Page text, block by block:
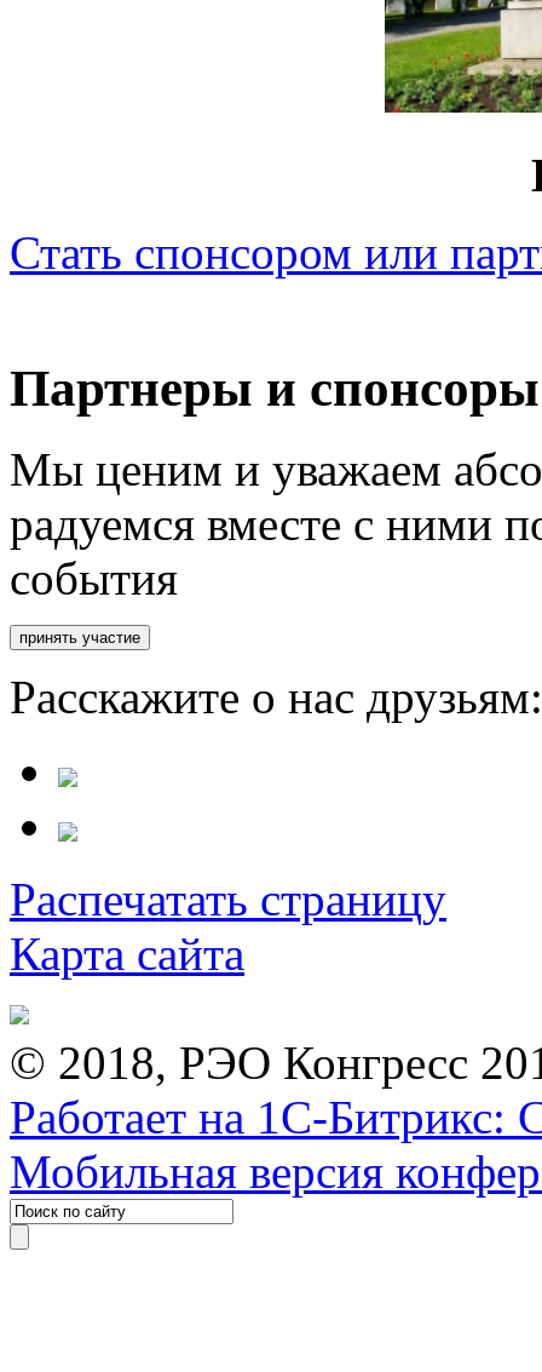
Стать спонсором или
Партнеры и спонсоры
Мы ценим и уважаем
радуемся вместе с ними
события
Расскажите о нас
Распечатать страницу
Карта сайта
© 2018, РЭО Конгресс
Работает на 1С-Битрикс:
Мобильная версия